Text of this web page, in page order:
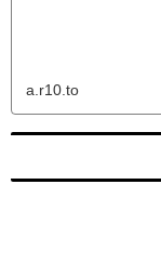
a.r10.to